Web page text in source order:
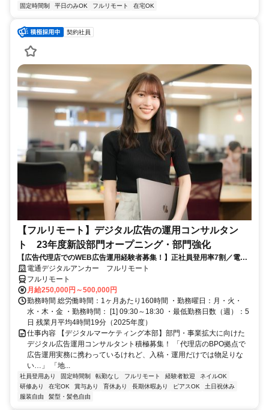
固定時間制 平日のみOK フルリモート 在宅OK
契約社員
【フルリモート】デジタル広告の運用コンサルタン
ト 23年度新設部門オープニング・部門強化
【広告代理店でのWEB広告運用経験者募集！】正社員登用率7割／電通
G／全国×完全在宅／年休126日・土日祝休み／残業月平均4時間19分
電通デジタルアンカー フルリモート
フルリモート
月給250,000円～500,000円
勤務時間 総労働時間：1ヶ月あたり160時間 ・勤務曜日：月・火・
水・木・金 ・勤務時間： [1] 09:30～18:30 ・最低勤務日数（週）：5
日 残業月平均4時間19分（2025年度）
仕事内容 【デジタルマーケティング本部】部門・事業拡大に向けた
デジタル広告運用コンサルタント積極募集！ 「代理店のBPO拠点で
広告運用実務に携わっているけれど、入稿・運用だけでは物足りな
い…」 「地...
社員登用あり 固定時間制 転勤なし フルリモート 経験者歓迎
ネイルOK
研修あり
在宅OK 賞与あり 育休あり 長期休暇あり ピアスOK
土日祝休み
服装自由
髪型・髪色自由